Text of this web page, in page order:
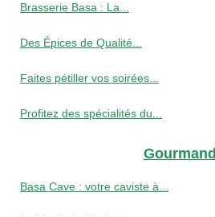
Brasserie Basa : La...
Des Épices de Qualité...
Faites pétiller vos soirées...
Profitez des spécialités du...
Gourmand
Basa Cave : votre caviste à...